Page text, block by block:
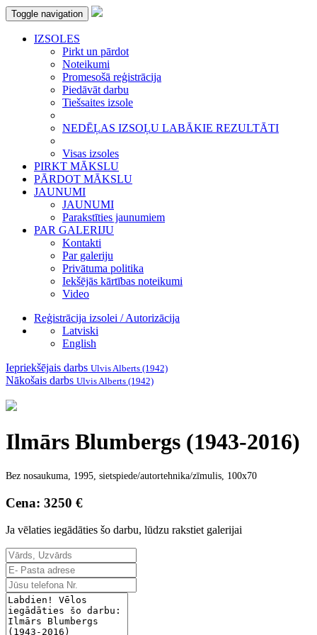
Toggle navigation
IZSOLES
Pirkt un pārdot
Noteikumi
Promesošā reģistrācija
Piedāvāt darbu
Tiešsaites izsole
NEDĒĻAS IZSOĻU LABĀKIE REZULTĀTI
Visas izsoles
PIRKT MĀKSLU
PĀRDOT MĀKSLU
JAUNUMI
JAUNUMI
Parakstīties jaunumiem
PAR GALERIJU
Kontakti
Par galeriju
Privātuma politika
Iekšējās kārtības noteikumi
Video
Reģistrācija izsolei / Autorizācija
Latviski
English
Iepriekšējais darbs Ulvis Alberts (1942)
Nākošais darbs Ulvis Alberts (1942)
Ilmārs Blumbergs (1943-2016)
Bez nosaukuma, 1995, sietspiede/autortehnika/zīmulis, 100x70
Cena: 3250 €
Ja vēlaties iegādāties šo darbu, lūdzu rakstiet galerijai